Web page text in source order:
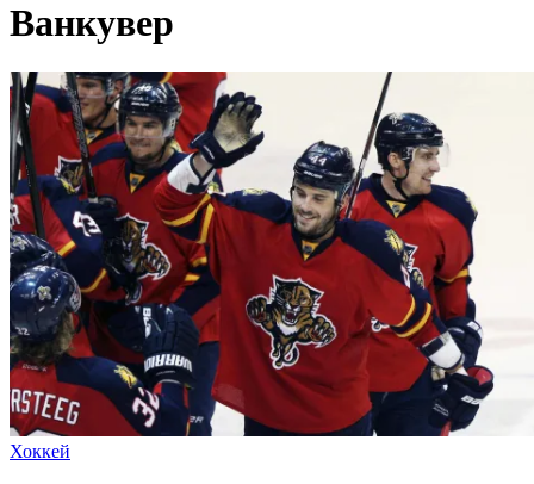
Ванкувер
Хоккей